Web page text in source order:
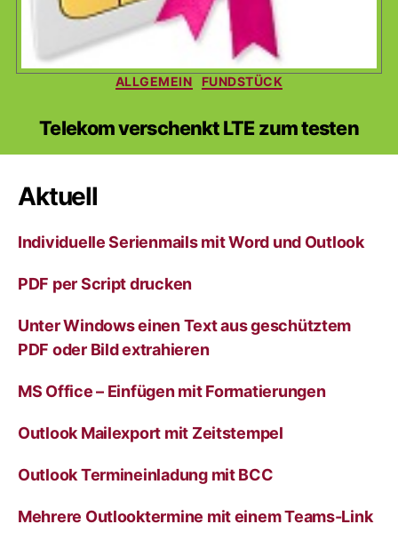
Kategorien
ALLGEMEIN FUNDSTÜCK
Telekom verschenkt LTE zum testen
Aktuell
Individuelle Serienmails mit Word und Outlook
PDF per Script drucken
Unter Windows einen Text aus geschütztem
PDF oder Bild extrahieren
MS Office – Einfügen mit Formatierungen
Outlook Mailexport mit Zeitstempel
Outlook Termineinladung mit BCC
Mehrere Outlooktermine mit einem Teams-Link